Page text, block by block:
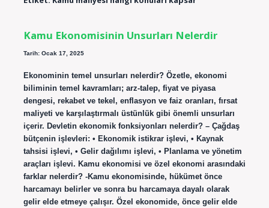
Kamu Ekonomisinin Unsurları Nelerdir
Tarih: Ocak 17, 2025
Ekonominin temel unsurları nelerdir? Özetle, ekonomi
biliminin temel kavramları; arz-talep, fiyat ve piyasa
dengesi, rekabet ve tekel, enflasyon ve faiz oranları, fırsat
maliyeti ve karşılaştırmalı üstünlük gibi önemli unsurları
içerir. Devletin ekonomik fonksiyonları nelerdir? – Çağdaş
bütçenin işlevleri: • Ekonomik istikrar işlevi, • Kaynak
tahsisi işlevi, • Gelir dağılımı işlevi, • Planlama ve yönetim
araçları işlevi. Kamu ekonomisi ve özel ekonomi arasındaki
farklar nelerdir? -Kamu ekonomisinde, hükümet önce
harcamayı belirler ve sonra bu harcamaya dayalı olarak
gelir elde etmeye çalışır. Özel ekonomide, önce gelir elde